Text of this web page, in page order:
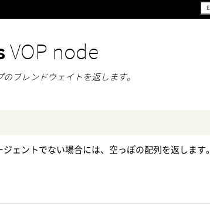
VOP node
ブレンドウェイトを返します。
ェントでない場合には、空っぽの配列を返します。